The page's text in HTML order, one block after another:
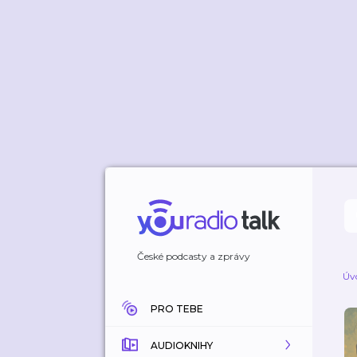
České podcasty a zprávy
PRO TEBE
AUDIOKNIHY